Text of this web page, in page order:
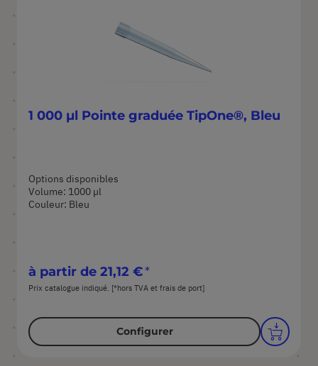
1 000 µl Pointe graduée TipOne®, Bleu
Options disponibles
Volume: 1000 µl
Couleur: Bleu
à partir de 21,12 €
Prix catalogue indiqué. [*hors TVA et frais de port]
Configurer